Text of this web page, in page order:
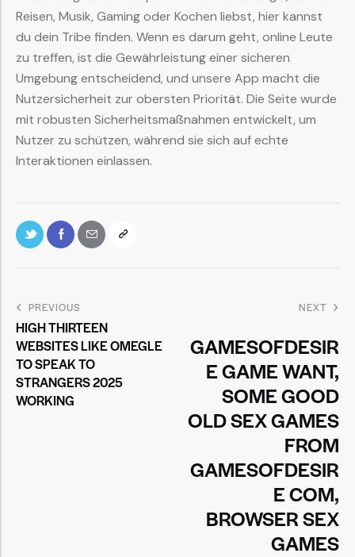
Reisen, Musik, Gaming oder Kochen liebst, hier kannst
du dein Tribe finden. Wenn es darum geht, online Leute
zu treffen, ist die Gewährleistung einer sicheren
Umgebung entscheidend, und unsere App macht die
Nutzersicherheit zur obersten Priorität. Die Seite wurde
mit robusten Sicherheitsmaßnahmen entwickelt, um
Nutzer zu schützen, während sie sich auf echte
Interaktionen einlassen.
PREVIOUS
HIGH THIRTEEN
WEBSITES LIKE OMEGLE
TO SPEAK TO
STRANGERS 2025
WORKING
NEXT
GAMESOFDESIR
E GAME WANT,
SOME GOOD
OLD SEX GAMES
FROM
GAMESOFDESIR
E COM,
BROWSER SEX
GAMES